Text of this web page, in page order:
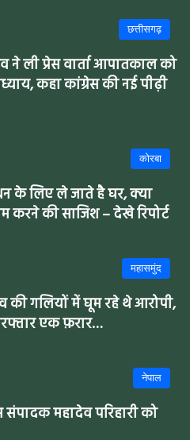
छत्तीसगढ़
ने ली प्रेस वार्ता आपातकाल को
कहा कांग्रेस की नई पीढ़ी
कोरबा
के लिए ले जाते है घर, क्या
करने की साजिश – देखे रिपोर्ट
महासमुंद
की गलियों में घूम रहे थे आरोपी,
एक फ़रार…
नेपाल
महादेव परिहारी को